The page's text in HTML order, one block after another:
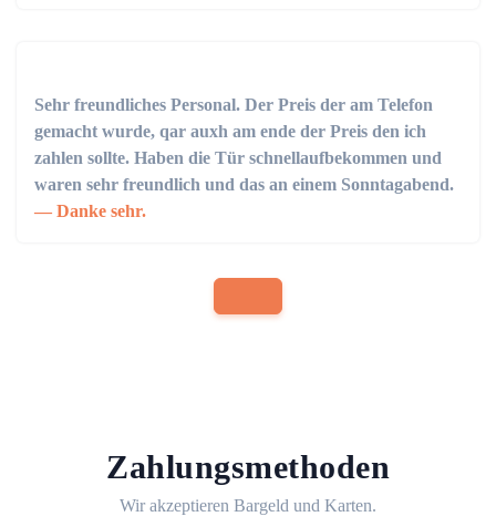
Sehr freundliches Personal. Der Preis der am Telefon
gemacht wurde, qar auxh am ende der Preis den ich
zahlen sollte. Haben die Tür schnellaufbekommen und
waren sehr freundlich und das an einem Sonntagabend.
Danke sehr.
Zahlungsmethoden
Wir akzeptieren Bargeld und Karten.